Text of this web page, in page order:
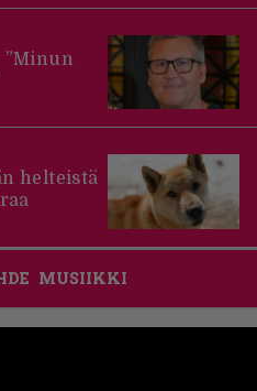
”Minun
helteistä
MUSIIKKI